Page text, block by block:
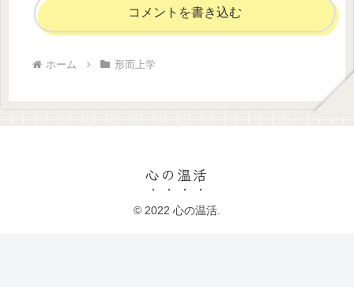
コメントを書き込む
ホーム 形而上学
心の温活
© 2022 心の温活.